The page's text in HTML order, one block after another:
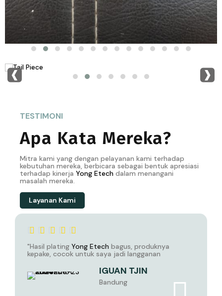
‹ ›
TESTIMONI
Apa Kata Mereka?
Mitra kami yang dengan pelayanan kami terhadap
kebutuhan mereka, berbicara sebagai bentuk apresiasi
terhadap kinerja Yong Etech dalam menangani
masalah mereka.
Layanan Kami
"Hasil plating Yong Etech bagus, produknya
kepake, cocok untuk saya jadi langganan
IGUAN TJIN
Bandung